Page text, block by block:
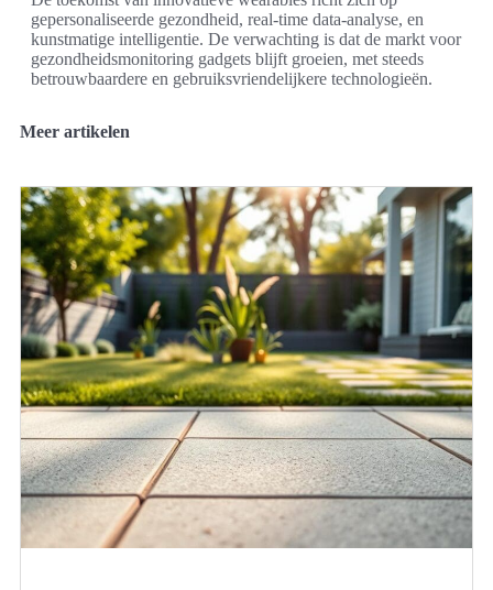
gepersonaliseerde gezondheid, real-time data-analyse, en
kunstmatige intelligentie. De verwachting is dat de markt voor
gezondheidsmonitoring gadgets blijft groeien, met steeds
betrouwbaardere en gebruiksvriendelijkere technologieën.
Meer artikelen